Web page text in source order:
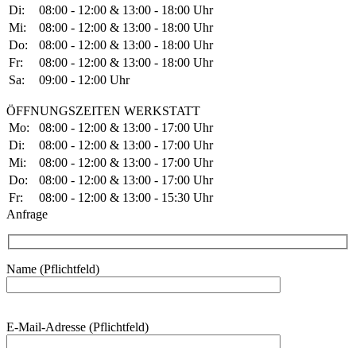
Di:
08:00 - 12:00 & 13:00 - 18:00 Uhr
Mi:
08:00 - 12:00 & 13:00 - 18:00 Uhr
Do:
08:00 - 12:00 & 13:00 - 18:00 Uhr
Fr:
08:00 - 12:00 & 13:00 - 18:00 Uhr
Sa:
09:00 - 12:00 Uhr
ÖFFNUNGSZEITEN WERKSTATT
Mo:
08:00 - 12:00 & 13:00 - 17:00 Uhr
Di:
08:00 - 12:00 & 13:00 - 17:00 Uhr
Mi:
08:00 - 12:00 & 13:00 - 17:00 Uhr
Do:
08:00 - 12:00 & 13:00 - 17:00 Uhr
Fr:
08:00 - 12:00 & 13:00 - 15:30 Uhr
Anfrage
Name (Pflichtfeld)
lasse
E-Mail-Adresse (Pflichtfeld)